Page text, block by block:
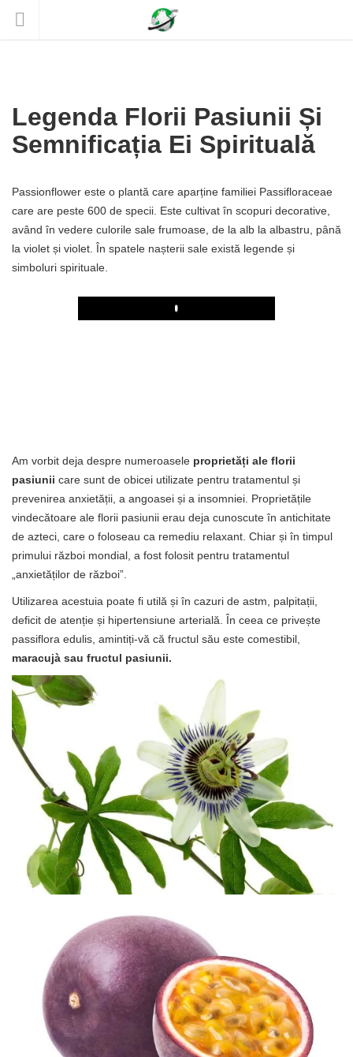
Legenda Florii Pasiunii Și
Semnificația Ei Spirituală
Passionflower este o plantă care aparține familiei Passifloraceae
care are peste 600 de specii. Este cultivat în scopuri decorative,
având în vedere culorile sale frumoase, de la alb la albastru, până
la violet și violet. În spatele nașterii sale există legende și
simboluri spirituale.
Play
Am vorbit deja despre numeroasele proprietăți ale florii
pasiunii care sunt de obicei utilizate pentru tratamentul și
prevenirea anxietății, a angoasei și a insomniei. Proprietățile
vindecătoare ale florii pasiunii erau deja cunoscute în antichitate
de azteci, care o foloseau ca remediu relaxant. Chiar și în timpul
primului război mondial, a fost folosit pentru tratamentul
„anxietăților de război”.
Utilizarea acestuia poate fi utilă și în cazuri de astm, palpitații,
deficit de atenție și hipertensiune arterială. În ceea ce privește
passiflora edulis, amintiți-vă că fructul său este comestibil,
maracujà sau fructul pasiunii.